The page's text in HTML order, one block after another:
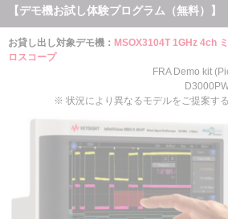
【デモ機お試し体験プログラム（無料）】
お貸し出し対象デモ機： MSOX3104T 1GHz 4ch
ロスコープ
FRA Demo kit (Picotest
※ 状況により異なるモデルをご提案す